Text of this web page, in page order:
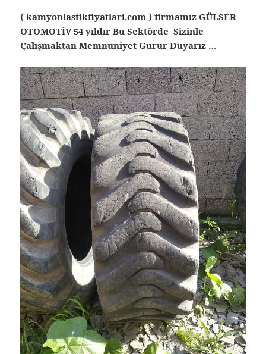
( kamyonlastikfiyatlari.com ) firmamız GÜLSER
OTOMOTİV 54 yıldır Bu Sektörde Sizinle
Çalışmaktan Memnuniyet Gurur Duyarız …